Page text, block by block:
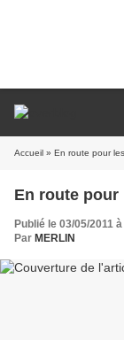
Accueil » En route pour
En route
Publié le 03/05/2011
Par MERLIN